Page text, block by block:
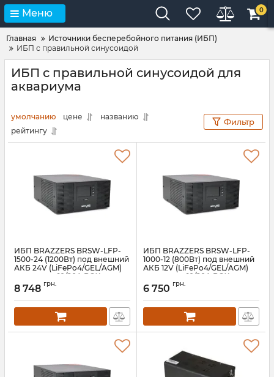
Меню 0
Главная
Источники бесперебойного питания (ИБП)
ИБП с правильной синусоидой
ИБП с правильной синусоидой для
аквариума
умолчанию цене
названию
рейтингу
Фильтр
ИБП BRAZZERS BRSW-LFP-
1500-24 (1200Вт) под внешний
АКБ 24V (LiFePo4/GEL/AGM)
ток заряда 10/20A BOX
Артикул: 06814
8 748 грн.
ИБП BRAZZERS BRSW-LFP-
1000-12 (800Вт) под внешний
АКБ 12V (LiFePo4/GEL/AGM)
ток заряда 10/20A BOX
Артикул: 06812
6 750 грн.